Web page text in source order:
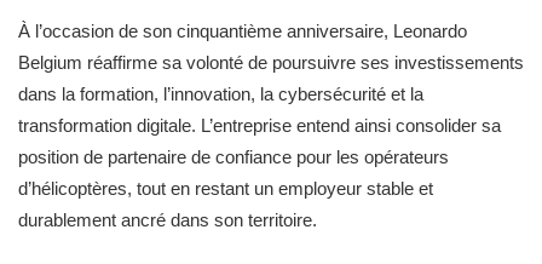
À l’occasion de son cinquantième anniversaire, Leonardo
Belgium réaffirme sa volonté de poursuivre ses investissements
dans la formation, l’innovation, la cybersécurité et la
transformation digitale. L’entreprise entend ainsi consolider sa
position de partenaire de confiance pour les opérateurs
d’hélicoptères, tout en restant un employeur stable et
durablement ancré dans son territoire.